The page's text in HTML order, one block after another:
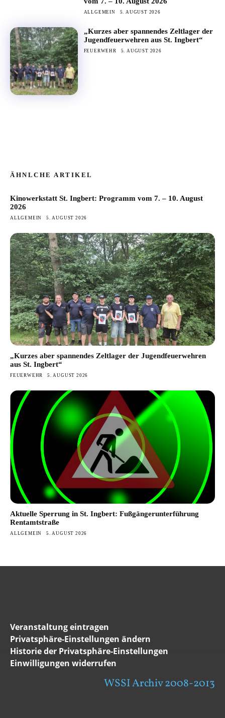
ALLGEMEIN 5. AUGUST 2026
„Kurzes aber spannendes Zeltlager der
Jugendfeuerwehren aus St. Ingbert“
FEUERWEHR 5. AUGUST 2026
ÄHNLCHE ARTIKEL
Kinowerkstatt St. Ingbert: Programm vom 7. – 10. August
2026
ALLGEMEIN 5. AUGUST 2026
„Kurzes aber spannendes Zeltlager der Jugendfeuerwehren
aus St. Ingbert“
FEUERWEHR 5. AUGUST 2026
Aktuelle Sperrung in St. Ingbert: Fußgängerunterführung
Rentamtstraße
ALLGEMEIN 5. AUGUST 2026
Veranstaltung eintragen
Privatsphäre-Einstellungen ändern
Historie der Privatsphäre-Einstellungen
Einwilligungen widerrufen
WSSI Archiv 2008-2013